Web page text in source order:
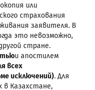
или
страхования
заявителя. В
это невозможно,
стране.
и апостилем
всех
исключений). Для
в Казахстане,